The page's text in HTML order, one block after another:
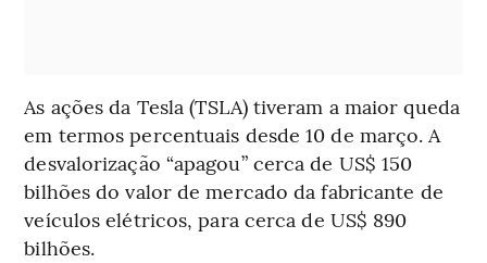
As ações da Tesla (TSLA) tiveram a maior queda
em termos percentuais desde 10 de março. A
desvalorização “apagou” cerca de US$ 150
bilhões do valor de mercado da fabricante de
veículos elétricos, para cerca de US$ 890
bilhões.